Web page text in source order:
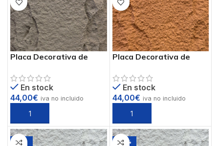
Placa Decorativa de
Ref. PUB-4
En stock
44,00€ iva no incluido
Placa Decorativa de
Ref. PUB-6
En stock
44,00€ iva no incluido
-13% -98%